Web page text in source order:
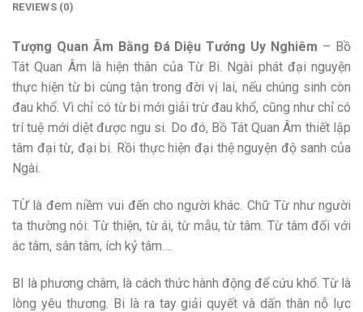
REVIEWS (0)
Tượng Quan Âm Bằng Đá Diệu Tướng Uy Nghiêm – Bồ
Tát Quan Âm là hiện thân của Từ Bi. Ngài phát đại nguyện
thực hiện từ bi cùng tận trong đời vị lai, nếu chúng sinh còn
đau khổ. Vì chỉ có từ bi mới giải trừ đau khổ, cũng như chỉ có
trí tuệ mới diệt được ngu si. Do đó, Bồ Tát Quan Âm thiết lập
tâm đại từ, đại bi. Rồi thực hiện đại thệ nguyện độ sanh của
Ngài.
TỪ là đem niềm vui đến cho người khác. Chữ Từ như người
ta thường nói: Từ thiện, từ ái, từ mẫu, từ tâm. Từ tâm đối với
ác tâm, sân tâm, ích kỷ tâm….
BI là phương châm, là cách thức hành động để cứu khổ. Từ là
lòng yêu thương. Bi là ra tay giải quyết và dấn thân nỗ lực